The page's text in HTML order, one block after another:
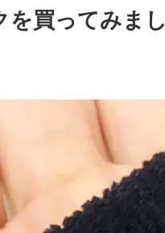
買ってみまし